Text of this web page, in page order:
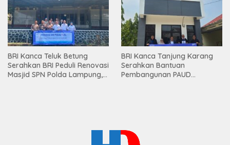
BRI Kanca Teluk Betung
Serahkan BRI Peduli Renovasi
Masjid SPN Polda Lampung,
BRI Kanca Tanjung Karang
Serahkan Bantuan
Pembangunan PAUD